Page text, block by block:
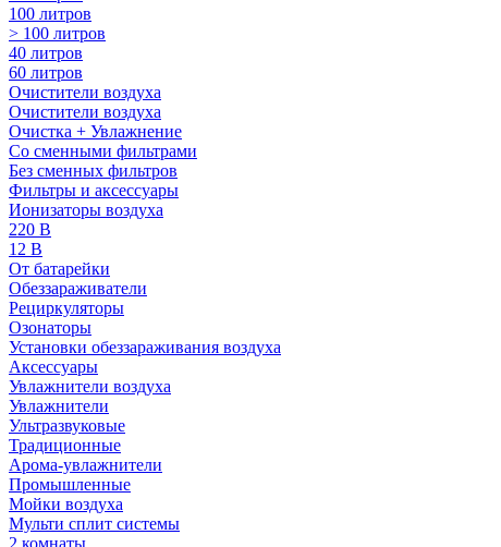
100 литров
> 100 литров
40 литров
60 литров
Очистители воздуха
Очистители воздуха
Очистка + Увлажнение
Cо сменными фильтрами
Без сменных фильтров
Фильтры и аксессуары
Ионизаторы воздуха
220 В
12 В
От батарейки
Обеззараживатели
Рециркуляторы
Озонаторы
Установки обеззараживания воздуха
Аксессуары
Увлажнители воздуха
Увлажнители
Ультразвуковые
Традиционные
Арома-увлажнители
Промышленные
Мойки воздуха
Мульти сплит системы
2 комнаты